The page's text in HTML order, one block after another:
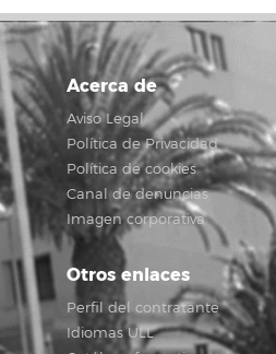
Acerca de
Aviso Legal
Política de Privacidad
Política de cookies
Canal de denuncias
Imagen corporativa
Otros enlaces
Perfil del contratante
Idiomas ULL